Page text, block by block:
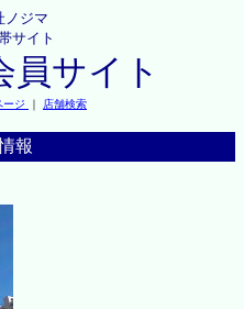
ノジマ
サイト
員サイト
ージ ｜ 店舗検索
報